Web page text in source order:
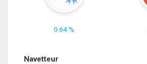
0.64 %
Navetteur